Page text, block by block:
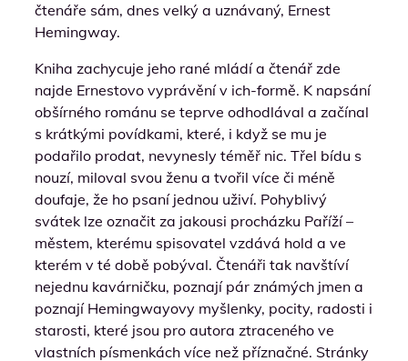
čtenáře sám, dnes velký a uznávaný, Ernest
Hemingway.
Kniha zachycuje jeho rané mládí a čtenář zde
najde Ernestovo vyprávění v ich-formě. K napsání
obšírného románu se teprve odhodlával a začínal
s krátkými povídkami, které, i když se mu je
podařilo prodat, nevynesly téměř nic. Třel bídu s
nouzí, miloval svou ženu a tvořil více či méně
doufaje, že ho psaní jednou uživí. Pohyblivý
svátek lze označit za jakousi procházku Paříží –
městem, kterému spisovatel vzdává hold a ve
kterém v té době pobýval. Čtenáři tak navštíví
nejednu kavárničku, poznají pár známých jmen a
poznají Hemingwayovy myšlenky, pocity, radosti i
starosti, které jsou pro autora ztraceného ve
vlastních písmenkách více než příznačné. Stránky